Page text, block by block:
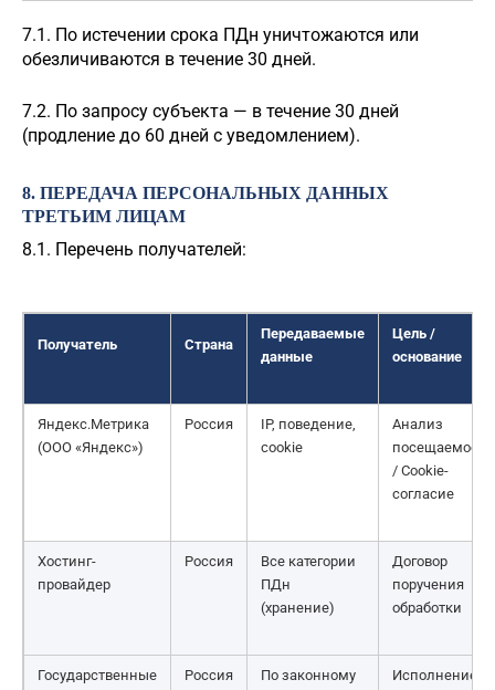
7.1. По истечении срока ПДн уничтожаются или
обезличиваются в течение 30 дней.
7.2. По запросу субъекта — в течение 30 дней
(продление до 60 дней с уведомлением).
8. ПЕРЕДАЧА ПЕРСОНАЛЬНЫХ ДАННЫХ
ТРЕТЬИМ ЛИЦАМ
8.1. Перечень получателей:
Получатель Страна
Передаваемые
данные
Цель /
основание
Яндекс.Метрика
(ООО «Яндекс»)
Россия
IP, поведение,
cookie
Анализ
посещаемости
/ Cookie-
согласие
Хостинг-
провайдер
Россия
Все категории
ПДн
(хранение)
Договор
поручения
обработки
Государственные
Россия
По законному
Исполнение